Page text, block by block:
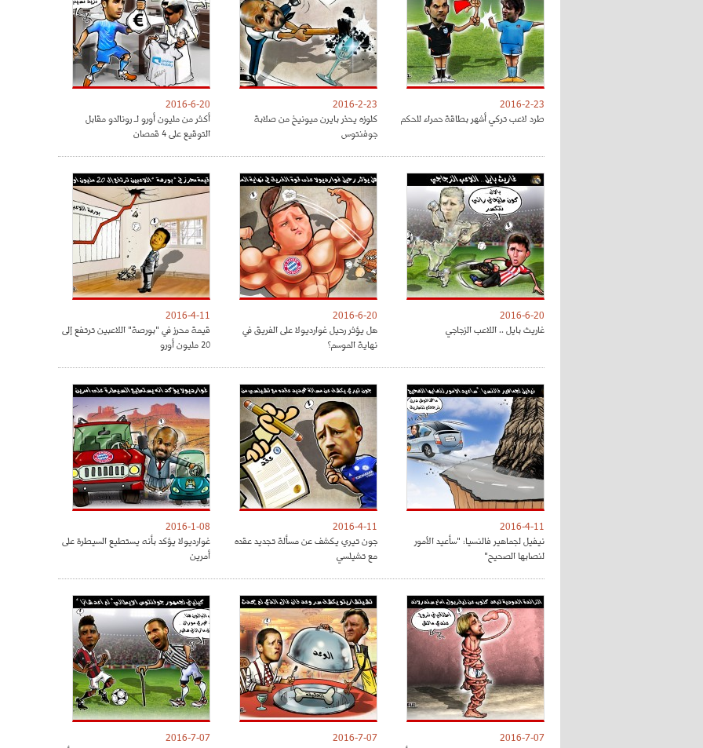
2016-2-23
طرد لاعب تركي أشهر بطاقة حمراء للحكم
2016-2-23
كلوزه يحذر بايرن ميونيخ من صلابة
جوفنتوس
2016-6-20
أكثر من مليون أورو لـ رونالدو مقابل
التوقيع على 4 قمصان
2016-6-20
غاريث بايل .. اللاعب الزجاجي
2016-6-20
هل يؤثر رحيل غوارديولا على الفريق في
نهاية الموسم؟
2016-4-11
قيمة محرز في "بورصة" اللاعبين ترتفع إلى
20 مليون أورو
2016-4-11
نيفيل لجماهير فالنسيا: "سأعيد الأمور
لنصابها الصحيح"
2016-4-11
جون تيري يكشف عن مسألة تجديد عقده
مع تشيلسي
2016-1-08
غوارديولا يؤكد بأنه يستطيع السيطرة على
أمرين
2016-7-07
2016-7-07
2016-7-07